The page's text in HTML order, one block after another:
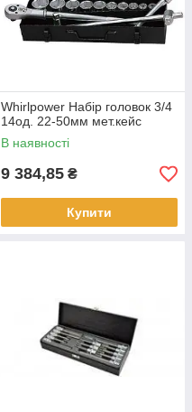
Whirlpower Набір головок 3/4
14од. 22-50мм мет.кейс
В наявності
9 384,85 ₴
Купити